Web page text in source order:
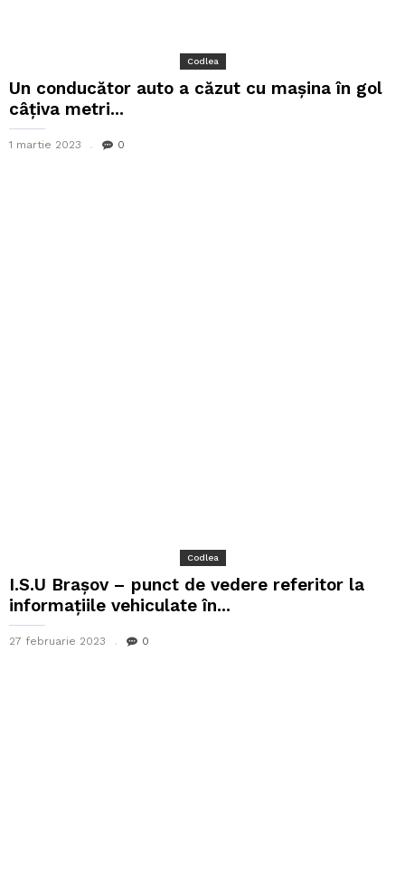
Codlea
Un conducător auto a căzut cu mașina în gol
câțiva metri...
1 martie 2023 0
Codlea
I.S.U Brașov – punct de vedere referitor la
informaţiile vehiculate în...
27 februarie 2023 0